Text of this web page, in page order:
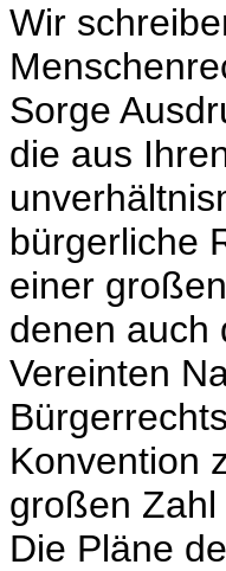
Wir
Sorge
die aus
bürgerliche
einer
denen auch
Vereinten
Konvention
großen
Die Pläne